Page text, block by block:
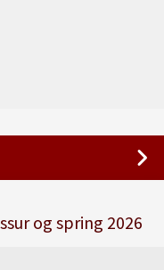
og spring 2026